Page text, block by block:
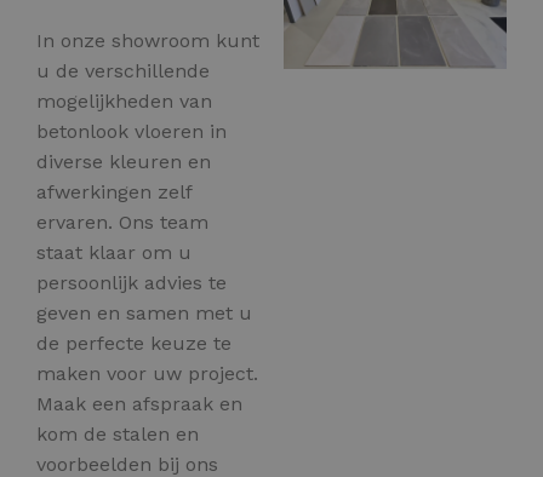
In onze showroom kunt
u de verschillende
mogelijkheden van
betonlook vloeren in
diverse kleuren en
afwerkingen zelf
ervaren. Ons team
staat klaar om u
persoonlijk advies te
geven en samen met u
de perfecte keuze te
maken voor uw project.
Maak een afspraak en
kom de stalen en
voorbeelden bij ons